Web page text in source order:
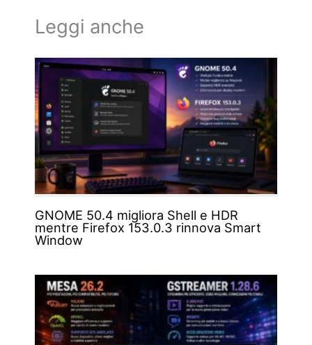
Leggi anche
GNOME 50.4 migliora Shell e HDR
mentre Firefox 153.0.3 rinnova Smart
Window